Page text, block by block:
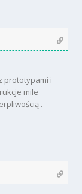
prototypami i
mile
.